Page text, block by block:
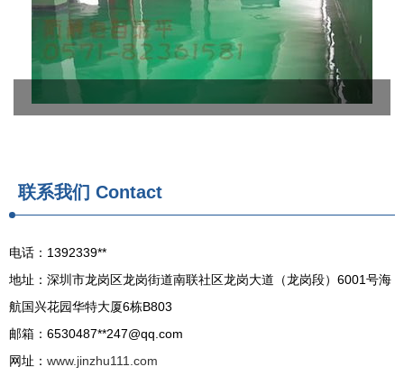
联系我们 Contact
电话：1392339**
地址：深圳市龙岗区龙岗街道南联社区龙岗大道（龙岗段）6001号海
航国兴花园华特大厦6栋B803
邮箱：6530487**247@qq.com
网址： www.jinzhu111.com